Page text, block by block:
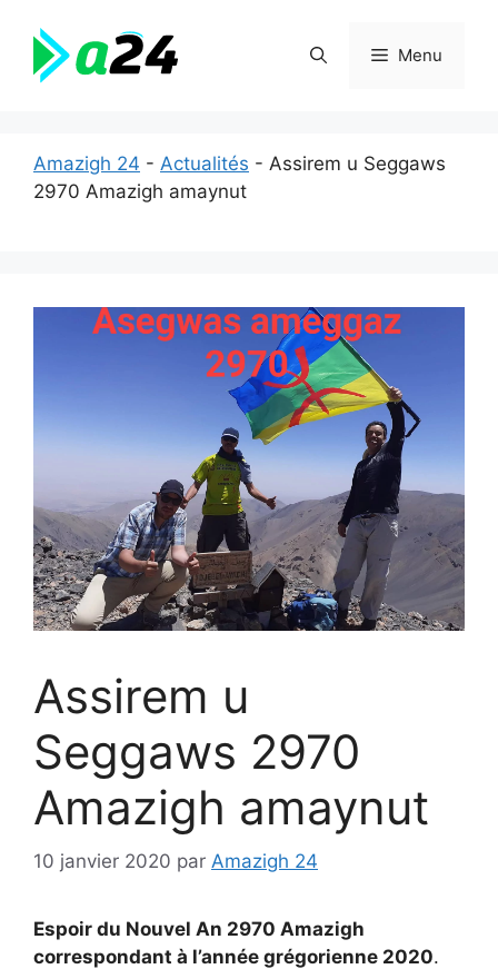
contenu
Menu
Amazigh 24 - Actualités - Assirem u Seggaws
2970 Amazigh amaynut
Assirem u
Seggaws 2970
Amazigh amaynut
10 janvier 2020 par Amazigh 24
Espoir du Nouvel An 2970 Amazigh
correspondant à l’année grégorienne 2020.